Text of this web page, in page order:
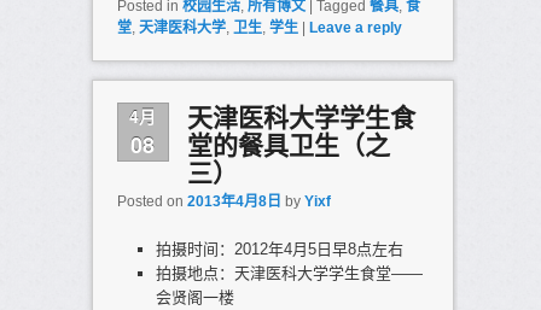
Posted in 校园生活, 所有博文 | Tagged 餐具, 食
堂, 天津医科大学, 卫生, 学生 | Leave a reply
4月
08
天津医科大学学生食
堂的餐具卫生（之
三）
Posted on 2013年4月8日 by Yixf
拍摄时间：2012年4月5日早8点左右
拍摄地点：天津医科大学学生食堂——
会贤阁一楼